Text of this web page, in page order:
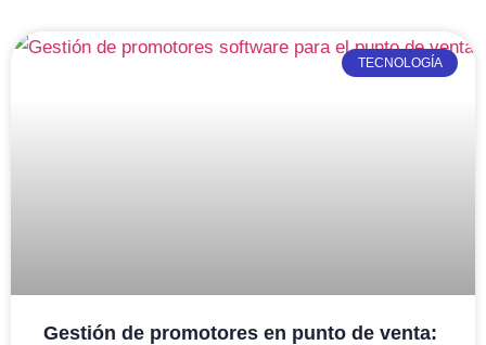
TECNOLOGÍA
Gestión de promotores en punto de venta: